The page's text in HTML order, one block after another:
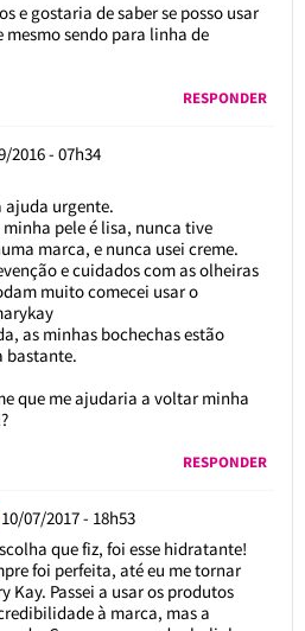
e gostaria de saber se posso usar
mesmo sendo para linha de
RESPONDER
2016 - 07h34
ajuda urgente.
minha pele é lisa, nunca tive
marca, e nunca usei creme.
e cuidados com as olheiras
muito comecei usar o
as minhas bochechas estão
bastante.
que me ajudaria a voltar minha
RESPONDER
10/07/2017 - 18h53
que fiz, foi esse hidratante!
foi perfeita, até eu me tornar
Kay. Passei a usar os produtos
à marca, mas a